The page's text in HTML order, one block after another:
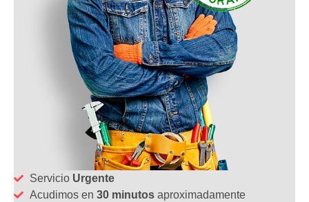
Servicio Urgente
Acudimos en 30 minutosaproximadamente